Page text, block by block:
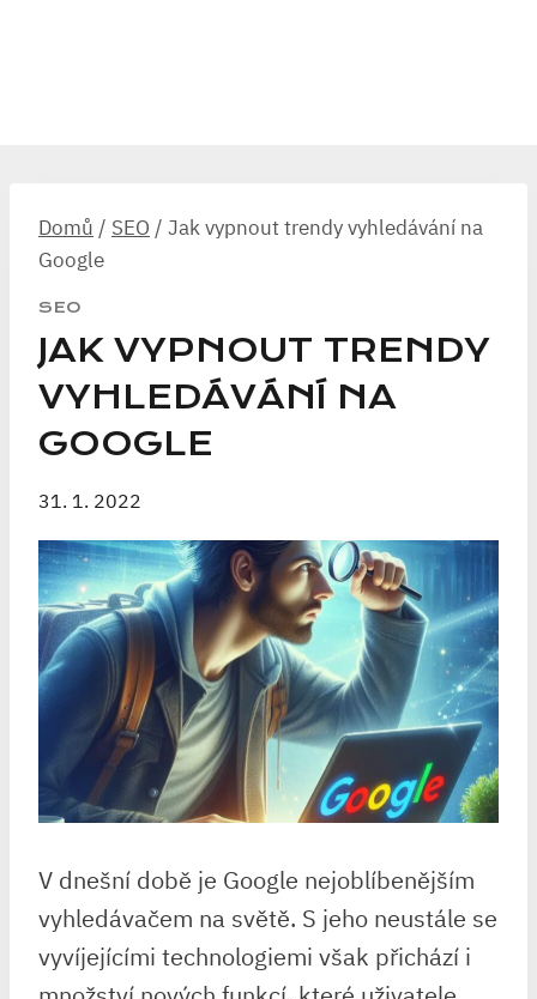
Domů / SEO / Jak vypnout trendy vyhledávání na
Google
SEO
JAK VYPNOUT TRENDY
VYHLEDÁVÁNÍ NA
GOOGLE
31. 1. 2022
V dnešní době je Google nejoblíbenějším
vyhledávačem na světě. S jeho neustále se
vyvíjejícími technologiemi však přichází i